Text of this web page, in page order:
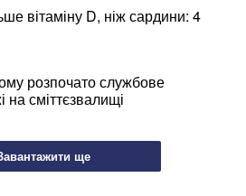
вітаміну D, ніж сардини: 4
розпочато службове
на сміттєзвалищі
ще